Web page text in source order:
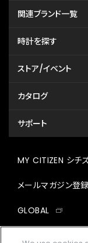
関連ブランド一覧
時計を探す
ストア/イベント
カタログ
サポート
MY CITIZEN シチ
メールマガジン登録
GLOBAL